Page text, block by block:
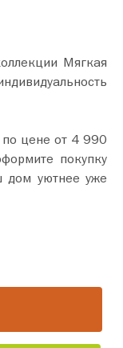
Мягкая
по цене от 4 990
дом уютнее уже